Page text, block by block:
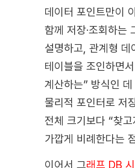
데이터 포인트만이
함께 저장·조회하는
설명하고, 관계형 데
테이블을 조인하면
계산하는” 방식인
물리적 포인터로 저
전체 크기보다 “찾
가깝게 비례한다는
이어서 그래프 DB